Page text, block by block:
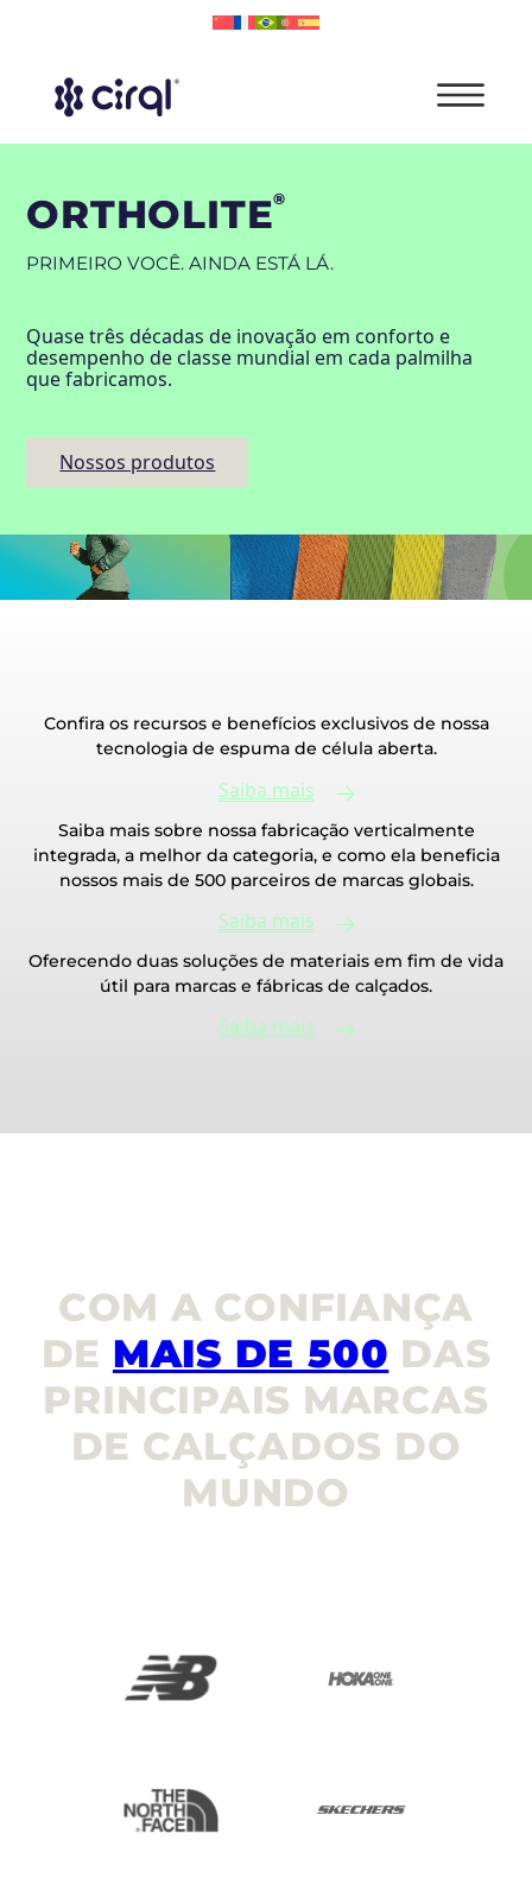
ORTHOLITE®
PRIMEIRO VOCÊ. AINDA ESTÁ LÁ.
Quase três décadas de inovação em conforto e
desempenho de classe mundial em cada palmilha
que fabricamos.
Nossos produtos
Confira os recursos e benefícios exclusivos de nossa
tecnologia de espuma de célula aberta.
Saiba mais
Saiba mais sobre nossa fabricação verticalmente
integrada, a melhor da categoria, e como ela beneficia
nossos mais de 500 parceiros de marcas globais.
Saiba mais
Oferecendo duas soluções de materiais em fim de vida
útil para marcas e fábricas de calçados.
Saiba mais
COM A CONFIANÇA
DE MAIS DE 500 DAS
PRINCIPAIS MARCAS
DE CALÇADOS DO
MUNDO